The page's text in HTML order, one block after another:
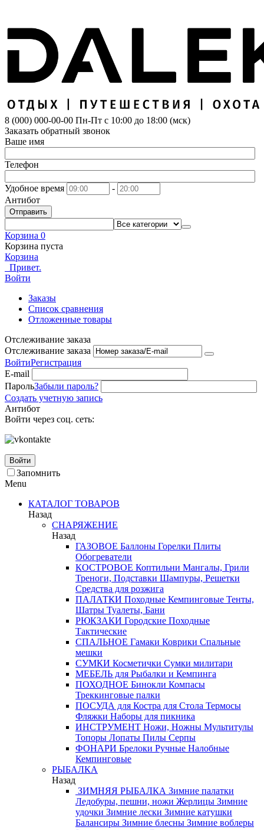
8 (000) 000-00-00 Пн-Пт с 10:00 до 18:00 (мск)
Заказать обратный звонок
Ваше имя
Телефон
Удобное время
-
Антибот
Отправить
Корзина 0
Корзина пуста
Корзина
Привет.
Войти
Заказы
Список сравнения
Отложенные товары
Отслеживание заказа
Отслеживание заказа
ВойтиРегистрация
E-mail
ПарольЗабыли пароль?
Создать учетную запись
Антибот
Войти через соц. сеть:
Войти
Запомнить
Menu
КАТАЛОГ ТОВАРОВ
Назад
СНАРЯЖЕНИЕ
Назад
ГАЗОВОЕ Баллоны Горелки Плиты
Обогреватели
КОСТРОВОЕ Коптильни Мангалы, Грили
Треноги, Подставки Шампуры, Решетки
Средства для розжига
ПАЛАТКИ Походные Кемпинговые Тенты,
Шатры Туалеты, Бани
РЮКЗАКИ Городские Походные
Тактические
СПАЛЬНОЕ Гамаки Коврики Спальные
мешки
СУМКИ Косметички Сумки милитари
МЕБЕЛЬ для Рыбалки и Кемпинга
ПОХОДНОЕ Бинокли Компасы
Треккинговые палки
ПОСУДА для Костра для Стола Термосы
Фляжки Наборы для пикника
ИНСТРУМЕНТ Ножи, Ножны Мультитулы
Топоры Лопаты Пилы Серпы
ФОНАРИ Брелоки Ручные Налобные
Кемпинговые
РЫБАЛКА
Назад
ЗИМНЯЯ РЫБАЛКА Зимние палатки
Ледобуры, пешни, ножи Жерлицы Зимние
удочки Зимние лески Зимние катушки
Балансиры Зимние блесны Зимние воблеры